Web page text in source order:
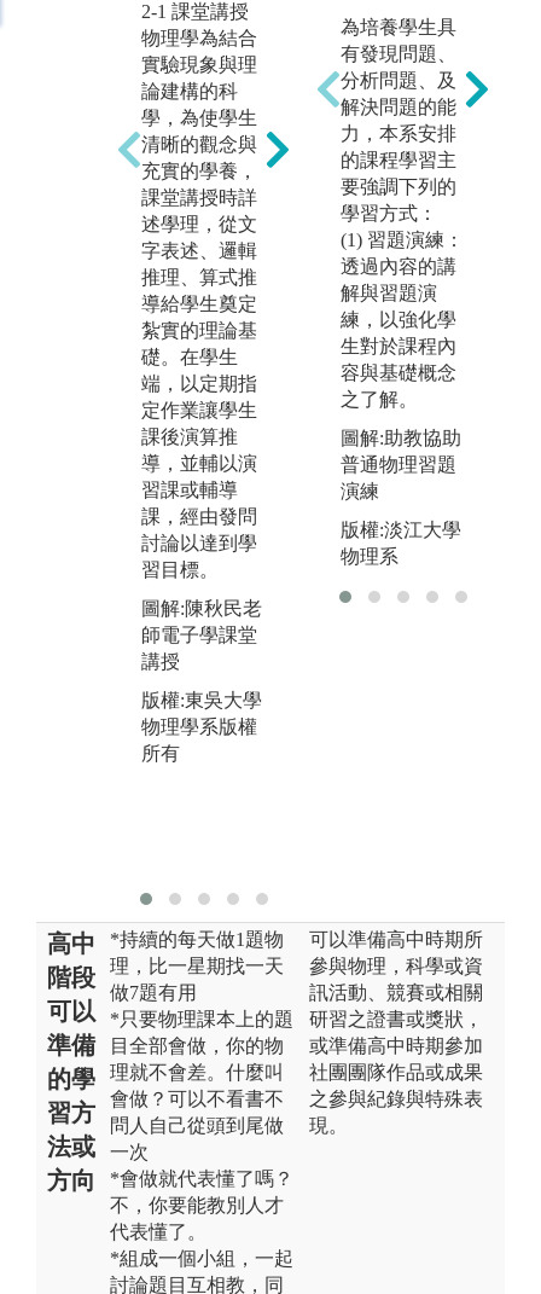
2-1 課堂講授
物理學為結合
實驗現象與理
論建構的科
學，為使學生
清晰的觀念與
充實的學養，
課堂講授時詳
述學理，從文
字表述、邏輯
推理、算式推
導給學生奠定
紮實的理論基
礎。在學生
端，以定期指
定作業讓學生
課後演算推
導，並輔以演
習課或輔導
課，經由發問
討論以達到學
習目標。
圖解:陳秋民老
師電子學課堂
講授
版權:東吳大學
物理學系版權
所有
2-2 自製實驗
除固定內容的
實驗課，本系
鼓勵學生自行
設計並製作實
驗。學生可單
獨或組成團隊
提出構想，與
負責教師共同
討論。取材範
圍包括期刊論
文，或網路資
訊，利用本學
系教學研發中
心之各項設
備，製作所需
器材。因係由
學生自行發
想，故有較主
動之意願，從
事探索。
圖解:普物實驗
為培養學生具
有發現問題、
分析問題、及
解決問題的能
力，本系安排
的課程學習主
要強調下列的
學習方式：
(1) 習題演練：
透過內容的講
解與習題演
練，以強化學
生對於課程內
容與基礎概念
之了解。
圖解:助教協助
普通物理習題
演練
版權:淡江大學
物理系
高中
階段
可以
準備
的學
習方
法或
方向
*持續的每天做1題物
理，比一星期找一天
做7題有用
*只要物理課本上的題
目全部會做，你的物
理就不會差。什麼叫
會做？可以不看書不
問人自己從頭到尾做
一次
*會做就代表懂了嗎？
不，你要能教別人才
代表懂了。
*組成一個小組，一起
討論題目互相教，同
可以準備高中時期所
參與物理，科學或資
訊活動、競賽或相關
研習之證書或獎狀，
或準備高中時期參加
社團團隊作品或成果
之參與紀錄與特殊表
現。